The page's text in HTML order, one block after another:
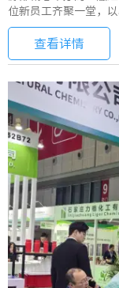
位新员工齐聚一堂，
彼此、了解企业、共绘
查看详情